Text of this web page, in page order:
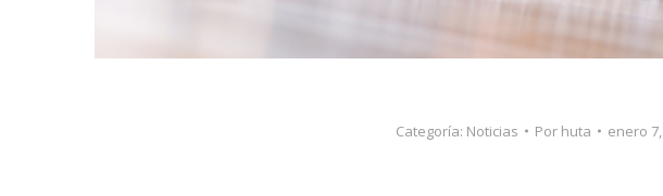
Categoría: Noticias Por huta enero